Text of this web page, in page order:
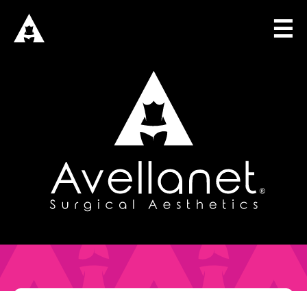
☰
CAPACITACIÓN QUIRÚRGICA
BOUTIQUE QUIRÚRGICA
Iniciar Sesión